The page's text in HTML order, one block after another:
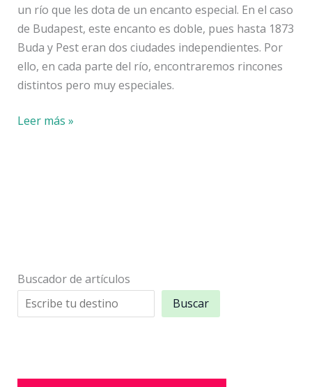
un río que les dota de un encanto especial. En el caso
de Budapest, este encanto es doble, pues hasta 1873
Buda y Pest eran dos ciudades independientes. Por
ello, en cada parte del río, encontraremos rincones
distintos pero muy especiales.
Budapest:
Leer más »
Buscador de artículos
Buscar